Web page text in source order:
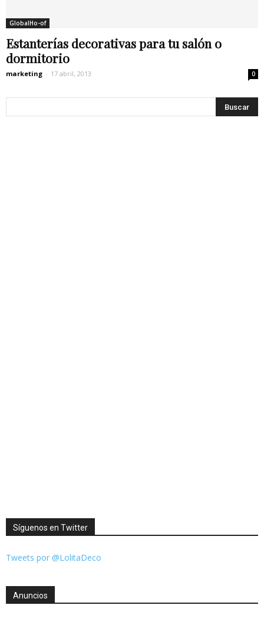
GlobalHo-of
Estanterías decorativas para tu salón o
dormitorio
marketing - 17 abril, 2013 0
Síguenos en Twitter
Tweets por @LolitaDeco
Anuncios